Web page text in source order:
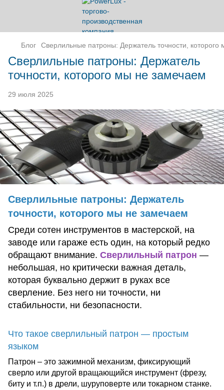
Блог Сверлильные патроны: Держатель точности,
Сверлильные патроны: Держатель
точности, которого мы не замечаем
29 июля 2025
Сверлильные патроны: Держатель
точности, которого мы не замечаем
Среди сотен инструментов в мастерской, на
заводе или гараже есть один, на который редко
обращают внимание. Сверлильный патрон —
небольшая, но критически важная деталь,
которая буквально держит в руках все
сверление. Без него ни точности, ни
стабильности, ни безопасности.
Что такое сверлильный патрон — простым
языком
Патрон – это зажимной механизм, фиксирующий
сверло или другой вращающийся инструмент (фрезу,
биту и т.п.) в дрели, шуруповерте или токарном станке.